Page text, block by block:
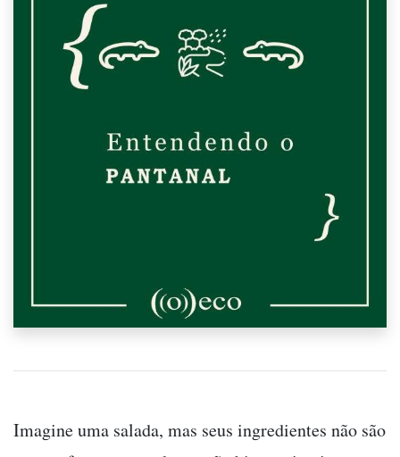
Imagine uma salada, mas seus ingredientes não são